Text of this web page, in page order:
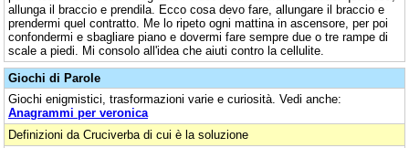
allunga il braccio e prendila. Ecco cosa devo fare, allungare il braccio e
prendermi quel contratto. Me lo ripeto ogni mattina in ascensore, per poi
confondermi e sbagliare piano e dovermi fare sempre due o tre rampe di
scale a piedi. Mi consolo all'idea che aiuti contro la cellulite.
Giochi di Parole
Giochi enigmistici, trasformazioni varie e curiosità. Vedi anche:
Anagrammi per veronica
Definizioni da Cruciverba di cui è la soluzione